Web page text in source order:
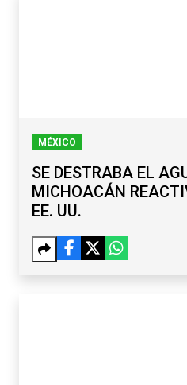
MÉXICO
SE DESTRABA EL
MICHOACÁN
EE. UU.